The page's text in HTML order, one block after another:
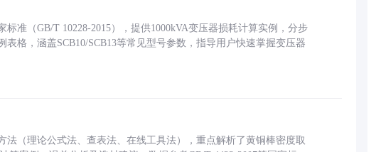
准（GB/T 10228-2015），提供1000kVA变压器损耗计算实例，分步
格，涵盖SCB10/SCB13等常见型号参数，指导用户快速掌握变压器
（理论公式法、查表法、在线工具法），重点解析了黄铜棒密度取